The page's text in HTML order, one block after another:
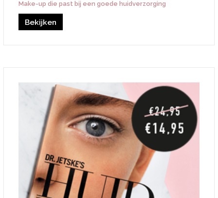
Make-up die past bij een goede huidverzorging
Bekijken